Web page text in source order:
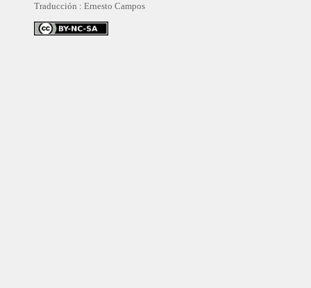
Traducción : Ernesto Campos